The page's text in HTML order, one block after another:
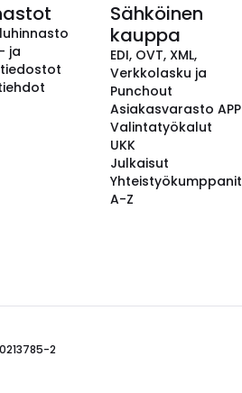
ja
Sähköinen
kauppa
EDI, OVT, XML,
Verkkolasku ja
Punchout
Asiakasvarasto APP
Valintatyökalut
UKK
Julkaisut
Yhteistyökumppanit
A-Z
2